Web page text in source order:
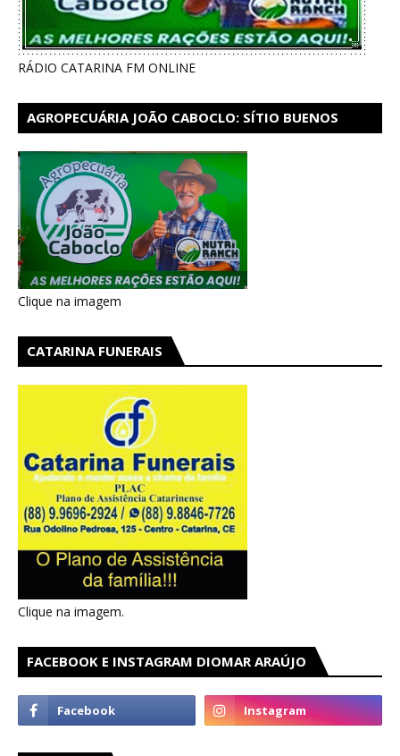
RÁDIO CATARINA FM ONLINE
AGROPECUÁRIA JOÃO CABOCLO: SÍTIO BUENOS
Clique na imagem
CATARINA FUNERAIS
Clique na imagem.
FACEBOOK E INSTAGRAM DIOMAR ARAÚJO